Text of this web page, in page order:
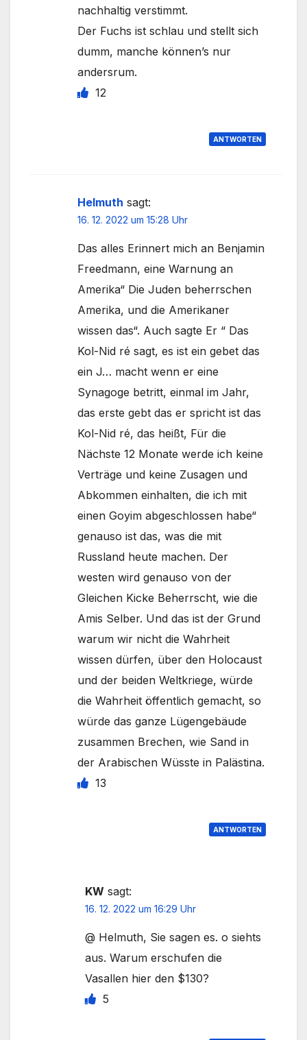
nachhaltig verstimmt.
Der Fuchs ist schlau und stellt sich
dumm, manche können’s nur
andersrum.
12
ANTWORTEN
Helmuth sagt:
16. 12. 2022 um 15:28 Uhr
Das alles Erinnert mich an Benjamin
Freedmann, eine Warnung an
Amerika“ Die Juden beherrschen
Amerika, und die Amerikaner
wissen das“. Auch sagte Er “ Das
Kol-Nid ré sagt, es ist ein gebet das
ein J… macht wenn er eine
Synagoge betritt, einmal im Jahr,
das erste gebt das er spricht ist das
Kol-Nid ré, das heißt, Für die
Nächste 12 Monate werde ich keine
Verträge und keine Zusagen und
Abkommen einhalten, die ich mit
einen Goyim abgeschlossen habe“
genauso ist das, was die mit
Russland heute machen. Der
westen wird genauso von der
Gleichen Kicke Beherrscht, wie die
Amis Selber. Und das ist der Grund
warum wir nicht die Wahrheit
wissen dürfen, über den Holocaust
und der beiden Weltkriege, würde
die Wahrheit öffentlich gemacht, so
würde das ganze Lügengebäude
zusammen Brechen, wie Sand in
der Arabischen Wüsste in Palästina.
13
ANTWORTEN
KW sagt:
16. 12. 2022 um 16:29 Uhr
@ Helmuth, Sie sagen es. o siehts
aus. Warum erschufen die
Vasallen hier den $130?
5